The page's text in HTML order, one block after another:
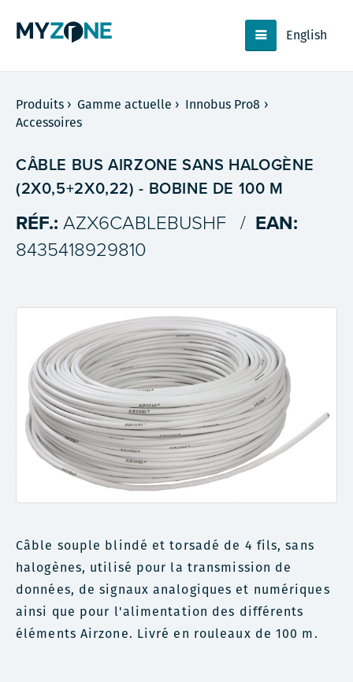
English
Produits › Gamme actuelle › Innobus Pro8 ›
Accessoires
CÂBLE BUS AIRZONE SANS HALOGÈNE
(2X0,5+2X0,22) - BOBINE DE 100 M
RÉF.: AZX6CABLEBUSHF / EAN:
8435418929810
Câble souple blindé et torsadé de 4 fils, sans
halogènes, utilisé pour la transmission de
données, de signaux analogiques et numériques
ainsi que pour l'alimentation des différents
éléments Airzone. Livré en rouleaux de 100 m.